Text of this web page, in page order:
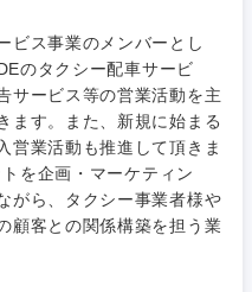
ビス事業のメンバーとし
のタクシー配車サービ
サービス等の営業活動を主
ます。また、新規に始まる
営業活動も推進して頂きま
を企画・マーケティン
がら、タクシー事業者様や
顧客との関係構築を担う業
業投資
・消費財
・ライフサイエンス
ください
第二新卒